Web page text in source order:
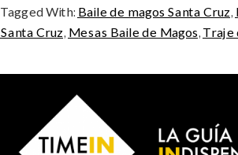
Tagged With: Baile de magos Santa Cruz
Santa Cruz Mesas Baile de Magos Traje